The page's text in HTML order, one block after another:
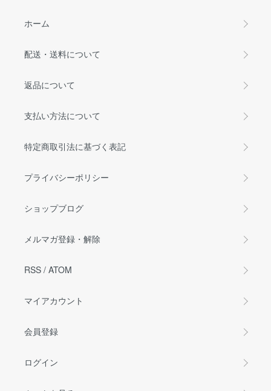
ホーム
配送・送料について
返品について
支払い方法について
特定商取引法に基づく表記
プライバシーポリシー
ショップブログ
メルマガ登録・解除
RSS / ATOM
マイアカウント
会員登録
ログイン